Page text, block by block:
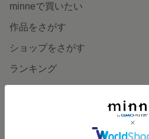
minneで買いたい
作品をさがす
ショップをさがす
ランキング